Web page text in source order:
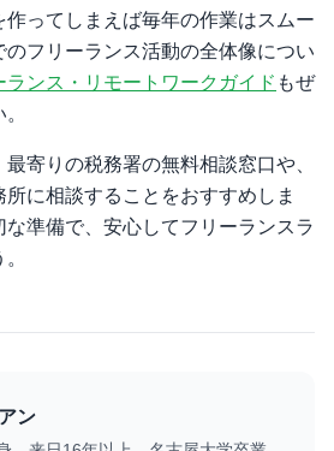
ってしまえば毎年の作業はスムー
のフリーランス活動の全体像につい
ランス・リモートワークガイド もぜ
寄りの税務署の無料相談窓口や、
に相談することをおすすめしま
準備で、安心してフリーランスラ
ン